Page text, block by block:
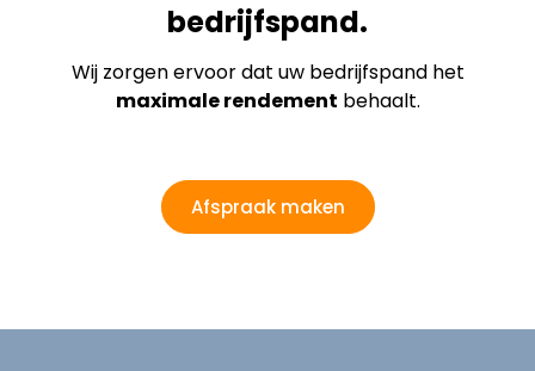
bedrijfspand.
Wij zorgen ervoor dat uw bedrijfspand het
maximale rendement behaalt.
Afspraak maken